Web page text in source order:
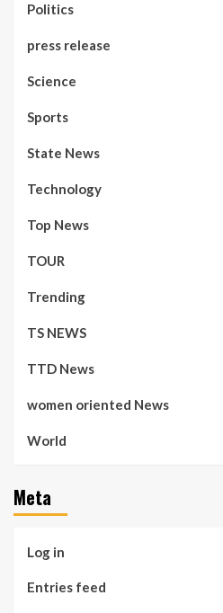
Politics
press release
Science
Sports
State News
Technology
Top News
TOUR
Trending
TS NEWS
TTD News
women oriented News
World
Meta
Log in
Entries feed